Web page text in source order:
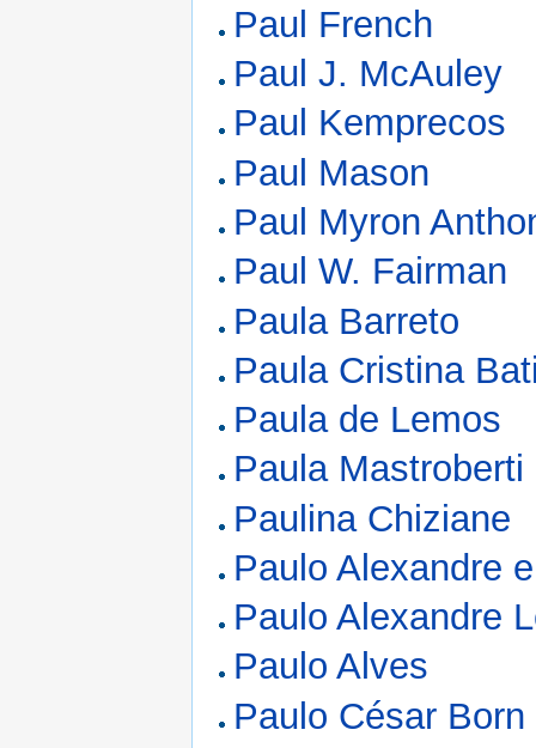
Paul French
Paul J. McAuley
Paul Kemprecos
Paul Mason
Paul Myron
Paul W. Fairman
Paula Barreto
Paula Cristina
Paula de Lemos
Paula Mastroberti
Paulina Chiziane
Paulo Alexandre
Paulo Alexandre
Paulo Alves
Paulo César